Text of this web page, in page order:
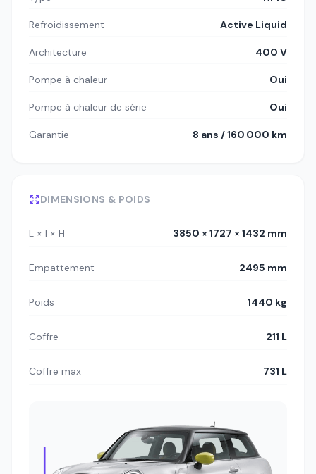
Refroidissement Active Liquid
Architecture 400 V
Pompe à chaleur Oui
Pompe à chaleur de série Oui
Garantie 8 ans / 160 000 km
DIMENSIONS & POIDS
L × l × H 3850 × 1727 × 1432 mm
Empattement 2495 mm
Poids 1440 kg
Coffre 211 L
Coffre max 731 L